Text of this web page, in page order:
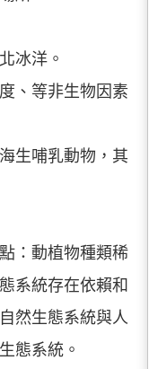
冰洋。
、等非生物因素
生哺乳動物，其
：動植物種類稀
系統存在依賴和
然生態系統與人
態系統。